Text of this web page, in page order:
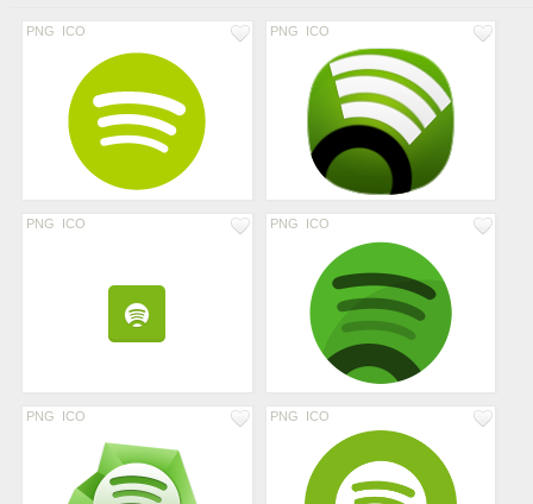
PNG ICO PNG ICO
PNG ICO PNG ICO
PNG ICO PNG ICO